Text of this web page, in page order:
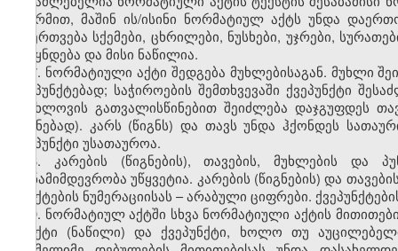
ფორმით, მაშინ ის/ისინი ნორმატიულ აქტს უნდა
დაერთვება სქემები, ცხრილები, ნუსხები, უჯრები,
ქვეყნდება და მისი ნაწილია.
7. ნორმატიული აქტი შედგება მუხლებისაგან. მუხლი
ქვეპუნქტებად; საჭიროების შემთხვევაში ქვეპუნქტი
სიახლოვის გათვალისწინებით შეიძლება დაჯგუფდეს
წიგნებად). კარს (წიგნს) და თავს უნდა ჰქონდეს
ქვეპუნქტი უსათაუროა.
8. კარების (წიგნების), თავების, მუხლების და
თანამიმდევრობა უწყვეტია. კარების (წიგნების) და
პუნქტების ნუმერაციისას – არაბული ციფრები.
9. ნორმატიულ აქტში სხვა ნორმატიული აქტის
პუნქტი (ნაწილი) და ქვეპუნქტი, ხოლო თუ